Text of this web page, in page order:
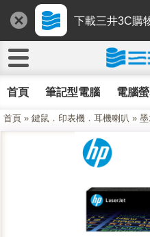
下載三井3C購
首頁 筆記型電腦 電腦
首頁 » 鍵鼠．印表機．耳機喇叭 » 墨